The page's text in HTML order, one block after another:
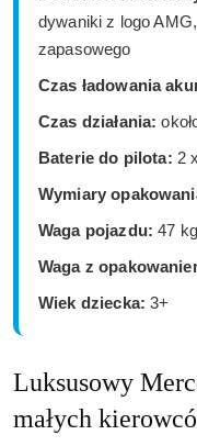
dywaniki z logo
zapasowego
Czas ładowania
Czas działania:
Baterie do pilota: 2
Wymiary
Waga pojazdu: 47 kg
Waga z
Wiek dziecka: 3+
Luksusowy
małych